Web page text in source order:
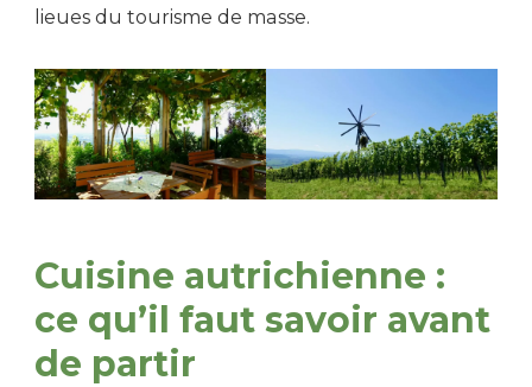
lieues du tourisme de masse.
Cuisine autrichienne :
ce qu’il faut savoir avant
de partir